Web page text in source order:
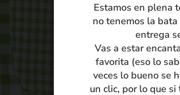
Estamos en plena
no tenemos la
entrega
Vas a estar
favorita (eso lo
veces lo bueno se
un clic, por lo que si